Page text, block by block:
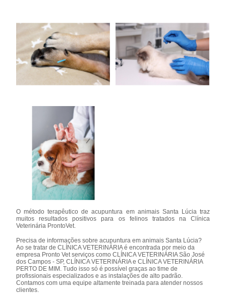
O método terapêutico de acupuntura em animais Santa Lúcia traz
muitos resultados positivos para os felinos tratados na Clínica
Veterinária ProntoVet.
Precisa de informações sobre acupuntura em animais Santa Lúcia?
Ao se tratar de CLÍNICA VETERINÁRIA é encontrada por meio da
empresa Pronto Vet serviços como CLÍNICA VETERINÁRIA São José
dos Campos - SP, CLÍNICA VETERINÁRIA e CLÍNICA VETERINÁRIA
PERTO DE MIM. Tudo isso só é possível graças ao time de
profissionais especializados e as instalações de alto padrão.
Contamos com uma equipe altamente treinada para atender nossos
clientes.